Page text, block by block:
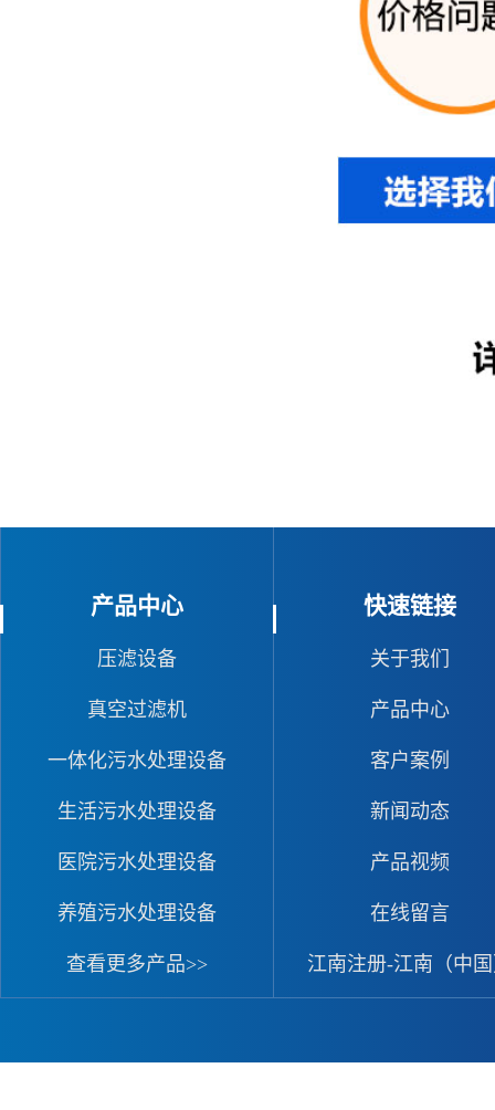
产品中心
压滤设备
真空过滤机
一体化污水处理设备
生活污水处理设备
医院污水处理设备
养殖污水处理设备
查看更多产品>>
快速链接
关于我们
产品中心
客户案例
新闻动态
产品视频
在线留言
江南注册-江南（中